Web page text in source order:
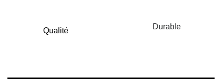
Qualité Durable